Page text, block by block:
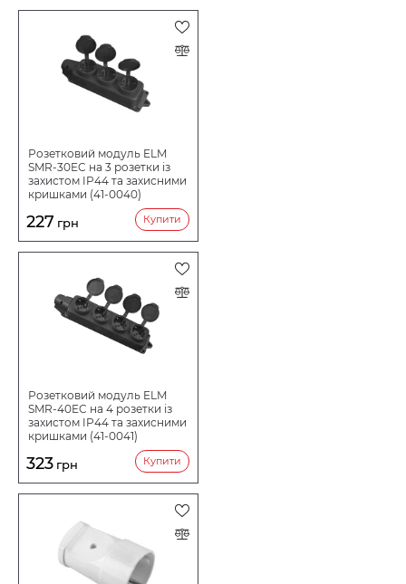
Розетковий модуль ELM
SMR-30EC на 3 розетки із
захистом IP44 та захисними
кришками (41-0040)
227 грн Купити
Розетковий модуль ELM
SMR-40EC на 4 розетки із
захистом IP44 та захисними
кришками (41-0041)
323 грн Купити